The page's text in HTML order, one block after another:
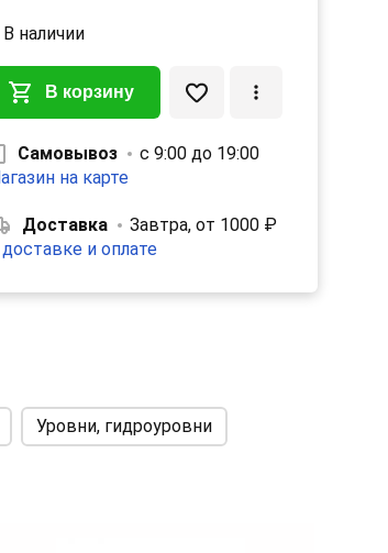
В наличии
В корзину
Самовывоз
с 9:00 до 19:00
на карте
Доставка
Завтра, от 1000 ₽
и оплате
Уровни, гидроуровни